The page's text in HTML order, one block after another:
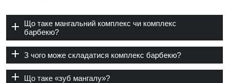
Що таке мангальний комплекс чи комплекс
барбекю?
З чого може складатися комплекс барбекю?
Що таке «зуб мангалу»?